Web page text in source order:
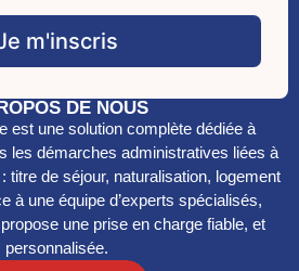
m'inscris
DE NOUS
est une solution complète dédiée à
les démarches administratives liées à
titre de séjour, naturalisation, logement
à une équipe d’experts spécialisés,
une prise en charge fiable, et
personnalisée.